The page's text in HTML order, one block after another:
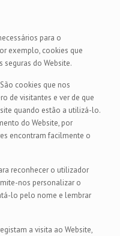
para o
exemplo, cookies que
do Website.
cookies que nos
de visitantes e ver de que
quando estão a utilizá-lo.
do Website, por
encontram facilmente o
reconhecer o utilizador
nos personalizar o
lo pelo nome e lembrar
a visita ao Website,